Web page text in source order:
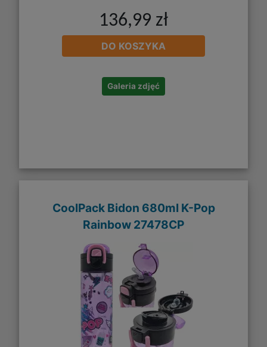
136,99 zł
DO KOSZYKA
Galeria zdjęć
CoolPack Bidon 680ml K-Pop
Rainbow 27478CP